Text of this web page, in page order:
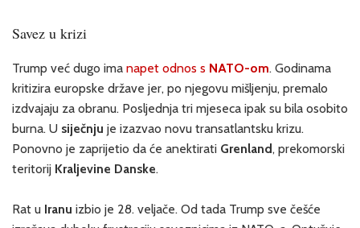
Savez u krizi
Trump već dugo ima napet odnos s NATO-om. Godinama
kritizira europske države jer, po njegovu mišljenju, premalo
izdvajaju za obranu. Posljednja tri mjeseca ipak su bila osobito
burna. U siječnju je izazvao novu transatlantsku krizu.
Ponovno je zaprijetio da će anektirati Grenland, prekomorski
teritorij Kraljevine Danske.
Rat u Iranu izbio je 28. veljače. Od tada Trump sve češće